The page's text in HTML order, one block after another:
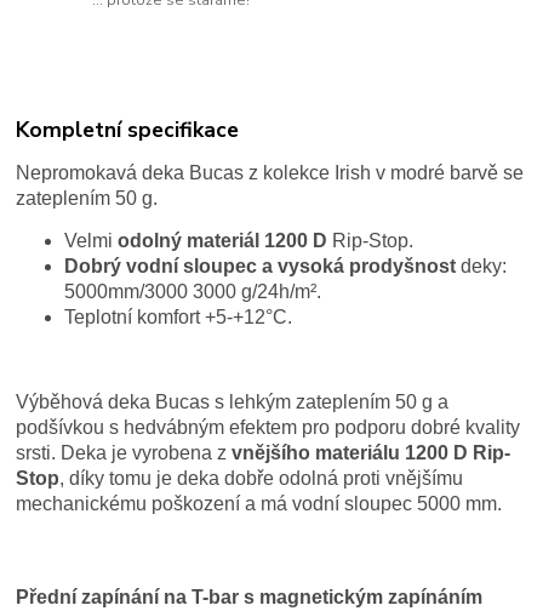
Kompletní specifikace
Nepromokavá deka Bucas z kolekce Irish v modré barvě se
zateplením 50 g.
Velmiodolný materiál 1200 D Rip-Stop.
Dobrý vodní sloupec a vysoká prodyšnost deky:
5000mm/3000 3000 g/24h/m².
Teplotní komfort +5-+12°C.
Výběhová deka Bucas s lehkým zateplením 50 g a
podšívkou s hedvábným efektem pro podporu dobré kvality
srsti. Deka je vyrobena zvnějšího materiálu 1200 D Rip-
Stop, díky tomu je deka dobře odolná proti vnějšímu
mechanickému poškození a má vodní sloupec 5000 mm.
Přední zapínání na T-bar s magnetickým zapínáním